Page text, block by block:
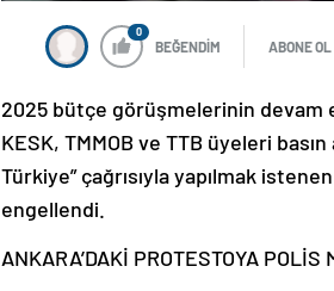
0
BEĞENDİM ABONE OL
2025 bütçe görüşmelerinin devam
KESK, TMMOB ve TTB üyeleri
Türkiye” çağrısıyla yapılmak
engellendi.
ANKARA’DAKİ PROTESTOYA POLİS